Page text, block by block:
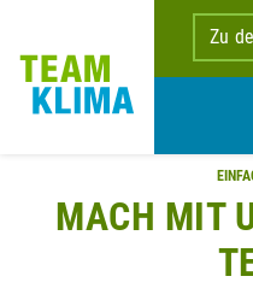
Zu
MACH MIT